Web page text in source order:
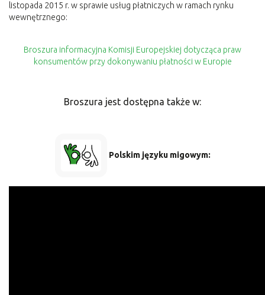
listopada 2015 r. w sprawie usług płatniczych w ramach rynku
wewnętrznego:
Broszura informacyjna Komisji Europejskiej dotycząca praw
konsumentów przy dokonywaniu płatności w Europie
Broszura jest dostępna także w:
Polskim języku migowym: